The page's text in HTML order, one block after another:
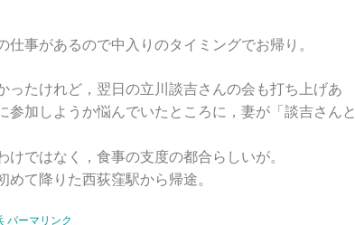
事があるので中入りのタイミングでお帰り。
たけれど，翌日の立川談吉さんの会も打ち上げあ
加しようか悩んでいたところに，妻が「談吉さんと
ではなく，食事の支度の都合らしいが。
て降りた西荻窪駅から帰途。
パーマリンク